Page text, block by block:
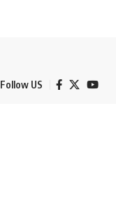
Follow US